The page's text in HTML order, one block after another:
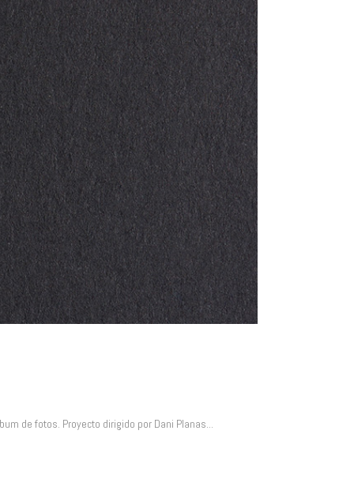
de fotos. Proyecto dirigido por Dani Planas...